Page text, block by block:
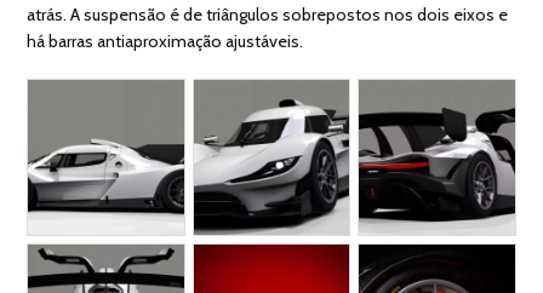
atrás. A suspensão é de triângulos sobrepostos nos dois eixos e
há barras antiaproximação ajustáveis.